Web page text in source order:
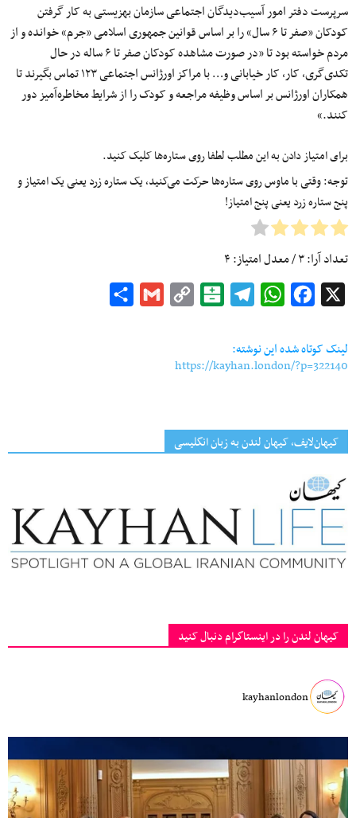
سرپرست دفتر امور آسیب‌دیدگان اجتماعی سازمان بهزیستی به کار گرفتن
کودکان «صفر تا ۶ سال» را بر اساس قوانین جمهوری اسلامی «جرم» خوانده و از
مردم خواسته بود تا «در صورت مشاهده کودکان صفر تا ۶ ساله در حال
تکدی‌گری، کار، کار خیابانی و… با مراکز اورژانس اجتماعی ۱۲۳ تماس بگیرند تا
همکاران اورژانس بر اساس وظیفه مراجعه و کودک را از شرایط مخاطره‌آمیز دور
کنند.»
برای امتیاز دادن به این مطلب لطفا روی ستاره‌ها کلیک کنید.
توجه: وقتی با ماوس روی ستاره‌ها حرکت می‌کنید، یک ستاره زرد یعنی یک امتیاز و
پنج ستاره زرد یعنی پنج امتیاز!
تعداد آرا:۳/ معدل امتیاز:۴
Facebook
WhatsApp
Telegram
Balatarin
Copy
Gmail
لینک کوتاه شده این نوشته:
https://kayhan.london/?p=322140
کیهان‌لایف، کیهان لندن به زبان انگلیسی
کیهان لندن را در اینستاگرام دنبال کنید
kayhanlondon